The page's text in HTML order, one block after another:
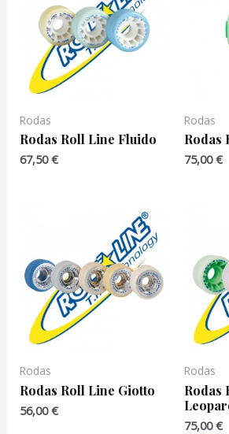
Rodas
Rodas Roll Line Fluido
67,50€
Rodas
Rodas
75,00€
Rodas
Rodas Roll Line Giotto
56,00€
Rodas
Rodas
75,00€